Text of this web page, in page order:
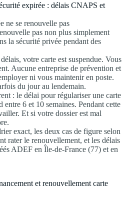
expirée : délais CNAPS et
ne se renouvelle pas
pas non plus simplement
la sécurité privée pendant des
votre carte est suspendue. Vous
Aucune entreprise de prévention et
ni vous maintenir en poste.
du jour au lendemain.
: le délai pour régulariser une carte
6 et 10 semaines. Pendant cette
Et si votre dossier est mal
exact, les deux cas de figure selon
rater le renouvellement, et les délais
ADEF en Île-de-France (77) et en
et renouvellement carte